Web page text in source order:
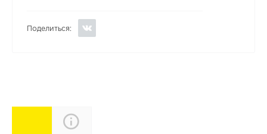
Поделиться:
Характеристики